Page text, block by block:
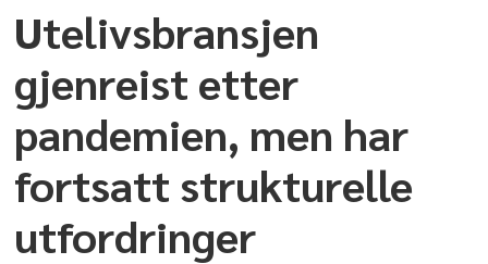
Utelivsbransjen
gjenreist etter
pandemien, men har
fortsatt strukturelle
utfordringer